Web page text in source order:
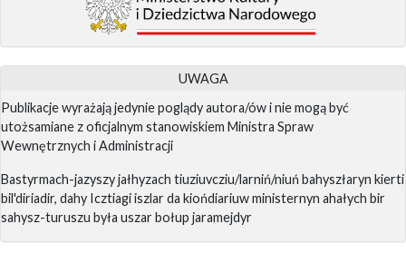
UWAGA
Publikacje wyrażają jedynie poglądy autora/ów i nie mogą być
utożsamiane z oficjalnym stanowiskiem Ministra Spraw
Wewnętrznych i Administracji
Bastyrmach-jazyszy jałhyzach tiuziuvcziu/larniń/niuń bahyszłaryn kierti
bil'diriadir, dahy Icztiagi iszlar da kiońdiariuw ministernyn ahałych bir
sahysz-turuszu była uszar bołup jaramejdyr